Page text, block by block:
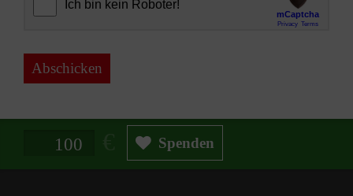
Abschicken
Spendenbetrag in Euro Spenden